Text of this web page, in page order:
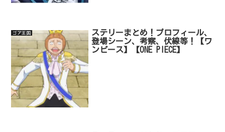
ゴア王国
ステリーまとめ！プロフィール、
登場シーン、考察、伏線等！【ワ
ンピース】【ONE PIECE】